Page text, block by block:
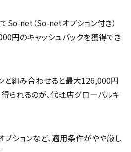
So-net（So-netオプション付き）
円のキャッシュバックを獲得でき
と組み合わせると最大126,000円
られるのが、代理店グローバルキ
ションなど、適用条件がやや厳し